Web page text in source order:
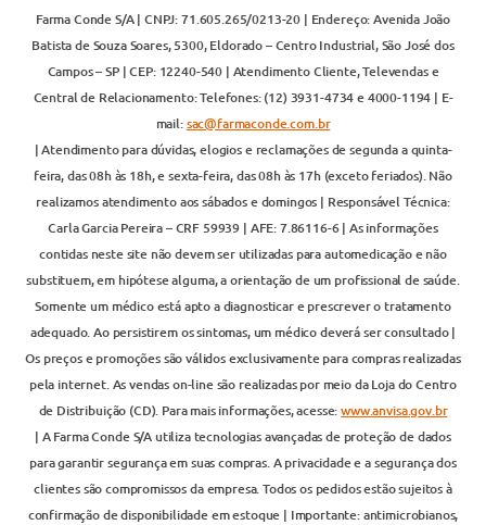
Farma Conde S/A | CNPJ: 71.605.265/0213-20 | Endereço: Avenida João
Batista de Souza Soares, 5300, Eldorado – Centro Industrial, São José dos
Campos – SP | CEP: 12240-540 | Atendimento Cliente, Televendas e
Central de Relacionamento: Telefones: (12) 3931-4734 e 4000-1194 | E-
mail:sac@farmaconde.com.br
| Atendimento para dúvidas, elogios e reclamações de segunda a quinta-
feira, das 08h às 18h, e sexta-feira, das 08h às 17h (exceto feriados). Não
realizamos atendimento aos sábados e domingos | Responsável Técnica:
Carla Garcia Pereira – CRF 59939 | AFE: 7.86116-6 | As informações
contidas neste site não devem ser utilizadas para automedicação e não
substituem, em hipótese alguma, a orientação de um profissional de saúde.
Somente um médico está apto a diagnosticar e prescrever o tratamento
adequado. Ao persistirem os sintomas, um médico deverá ser consultado |
Os preços e promoções são válidos exclusivamente para compras realizadas
pela internet. As vendas on-line são realizadas por meio da Loja do Centro
de Distribuição (CD). Para mais informações, acesse:www.anvisa.gov.br
| A Farma Conde S/A utiliza tecnologias avançadas de proteção de dados
para garantir segurança em suas compras. A privacidade e a segurança dos
clientes são compromissos da empresa. Todos os pedidos estão sujeitos à
confirmação de disponibilidade em estoque | Importante: antimicrobianos,